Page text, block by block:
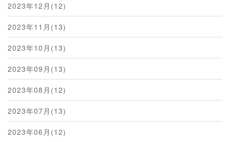
2023年12月(12)
2023年11月(13)
2023年10月(13)
2023年09月(13)
2023年08月(12)
2023年07月(13)
2023年06月(12)